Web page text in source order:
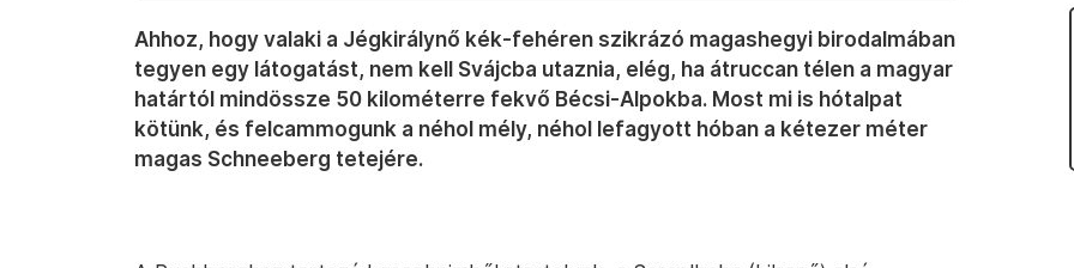
Ahhoz, hogy valaki a Jégkirálynő kék-fehéren szikrázó magashegyi birodalmában
tegyen egy látogatást, nem kell Svájcba utaznia, elég, ha átruccan télen a magyar
határtól mindössze 50 kilométerre fekvő Bécsi-Alpokba. Most mi is hótalpat
kötünk, és felcammogunk a néhol mély, néhol lefagyott hóban a kétezer méter
magas Schneeberg tetejére.